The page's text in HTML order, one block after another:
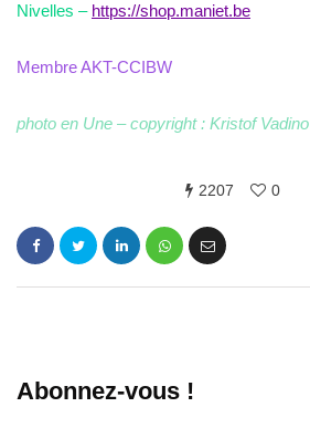
Nivelles – https://shop.maniet.be
Membre AKT-CCIBW
photo en Une – copyright : Kristof Vadino
2207 0
Abonnez-vous !